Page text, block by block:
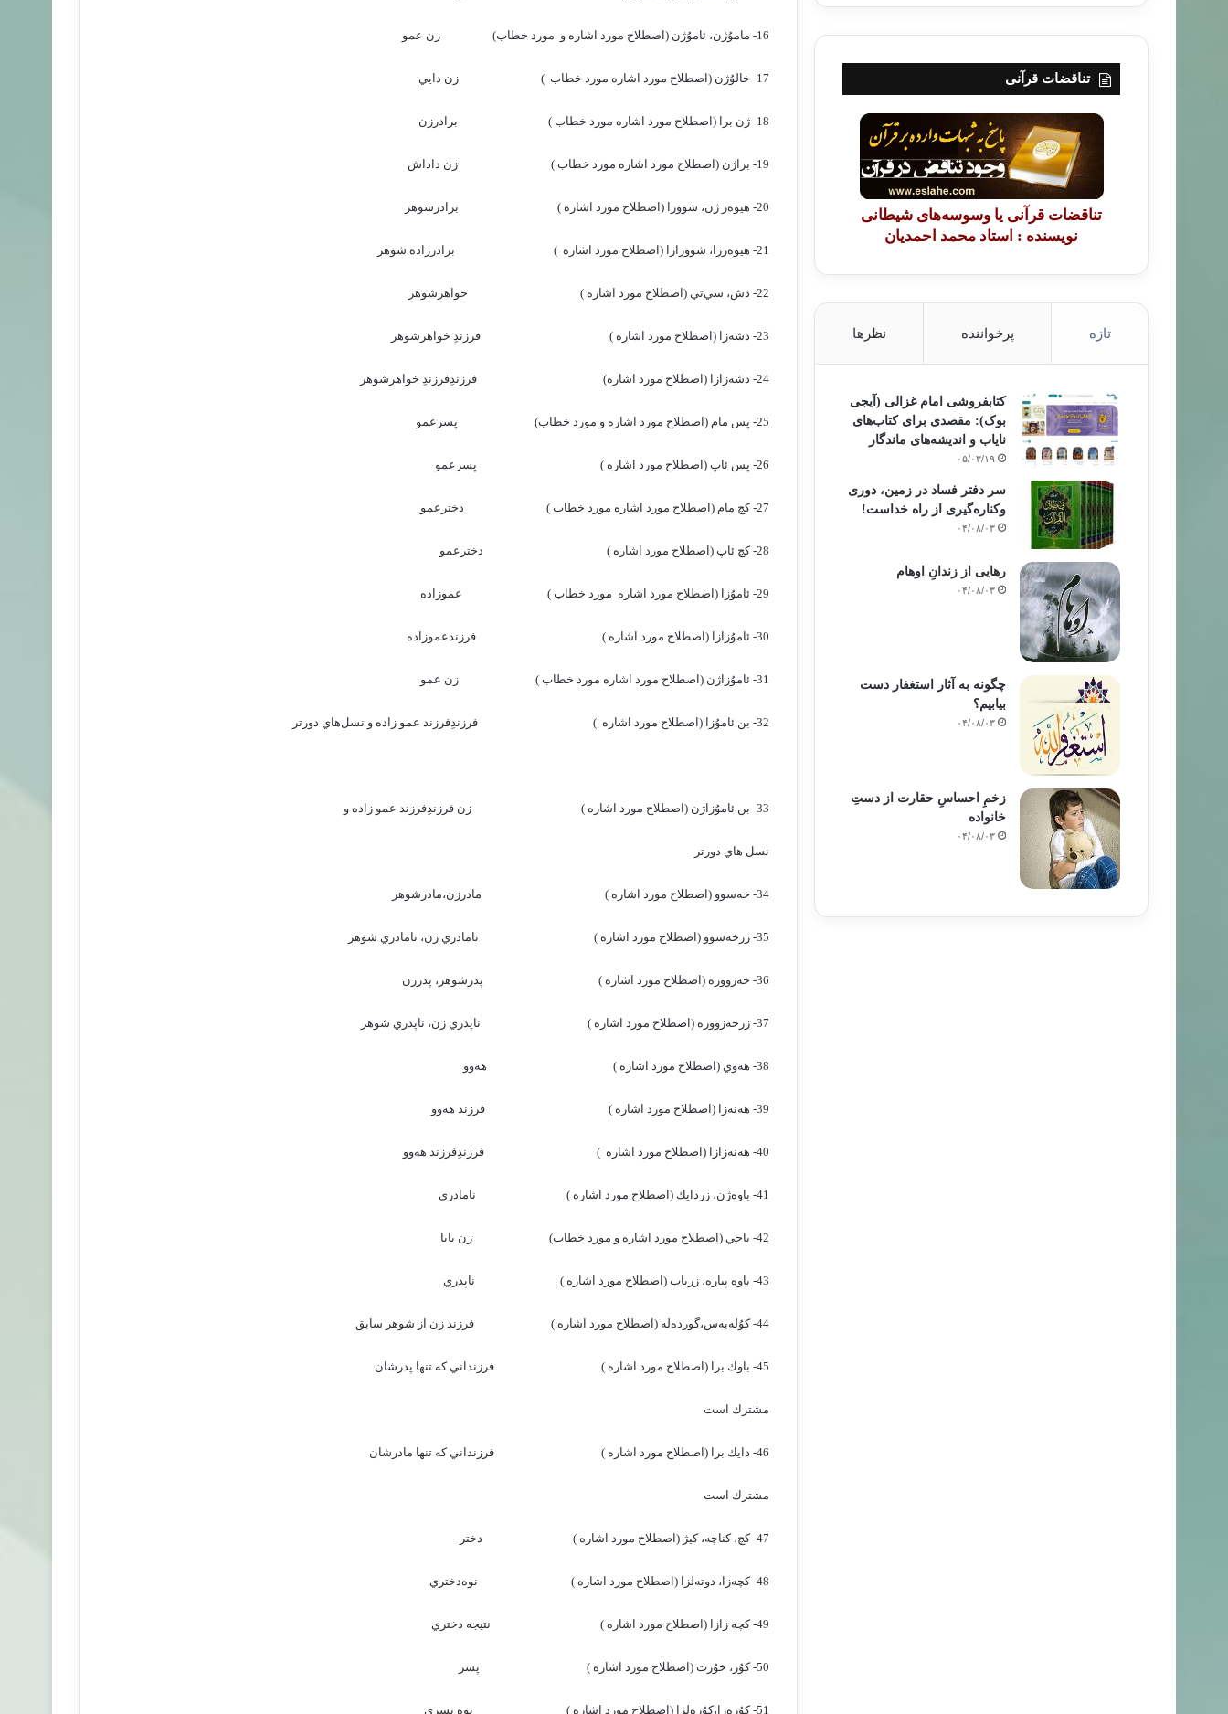
16- ماموُژن، ئاموُژن (اصطلاح مورد اشاره و مورد خطاب) زن عمو
17- خالوُژن (اصطلاح مورد اشاره مورد خطاب ) زن دايي
18- ژن برا (اصطلاح مورد اشاره مورد خطاب ) برادرزن
19- براژن (اصطلاح مورد اشاره مورد خطاب ) زن داداش
20- هيوه‌ر ژن، شوورا (اصطلاح مورد اشاره ) برادرشوهر
21- هيوه‌رزا، شوورازا (اصطلاح مورد اشاره ) برادرزاده شوهر
22- دش، سي‌تي (اصطلاح مورد اشاره ) خواهرشوهر
23- دشه‌زا (اصطلاح مورد اشاره ) فرزندِ خواهرشوهر
24- دشه‌زازا (اصطلاح مورد اشاره) فرزندِفرزندِ خواهرشوهر
25- پس مام (اصطلاح مورد اشاره و مورد خطاب) پسرعمو
26- پس ئاپ (اصطلاح مورد اشاره ) پسرعمو
27- كچ مام (اصطلاح مورد اشاره مورد خطاب ) دخترعمو
28- كچ ئاپ (اصطلاح مورد اشاره ) دخترعمو
29- ئاموُزا (اصطلاح مورد اشاره مورد خطاب ) عموزاده
30- ئاموُزازا (اصطلاح مورد اشاره ) فرزندعموزاده
31- ئاموُزاژن (اصطلاح مورد اشاره مورد خطاب ) زن عمو
32- بن ئاموُزا (اصطلاح مورد اشاره ) فرزندِفرزند عمو زاده و نسل‌هاي دورتر
33- بن ئاموُزاژن (اصطلاح مورد اشاره ) زن فرزندِفرزند عمو زاده و
نسل هاي دورتر
34- خه‌سوو (اصطلاح مورد اشاره ) مادرزن،مادرشوهر
35- زرخه‌سوو (اصطلاح مورد اشاره ) نامادري زن، نامادري شوهر
36- خه‌زووره (اصطلاح مورد اشاره ) پدرشوهر، پدرزن
37- زرخه‌زووره (اصطلاح مورد اشاره ) ناپدري زن، ناپدري شوهر
38- هه‌وي (اصطلاح مورد اشاره ) هه‌وو
39- هه‌نه‌زا (اصطلاح مورد اشاره ) فرزند هه‌وو
40- هه‌نه‌زازا (اصطلاح مورد اشاره ) فرزندِفرزند هه‌وو
41- باوه‌ژن‌، زردايك (اصطلاح مورد اشاره ) نامادري
42- باجي (اصطلاح مورد اشاره و مورد خطاب) زن بابا
43- باوه پياره، زرباب (اصطلاح مورد اشاره ) ناپدري
44- كوُله‌به‌س،گورده‌له (اصطلاح مورد اشاره ) فرزند زن از شوهر سابق
45- باوك برا (اصطلاح مورد اشاره ) فرزنداني كه تنها پدرشان
مشترك است
46- دايك برا (اصطلاح مورد اشاره ) فرزنداني كه تنها مادرشان
مشترك است
47- كچ، كناچه، كيژ (اصطلاح مورد اشاره ) دختر
48- كچه‌زا، دوته‌لزا (اصطلاح مورد اشاره ) نوه‌دختري
49- كچه زازا (اصطلاح مورد اشاره ) نتيجه دختري
50- كوُر، خوُرت (اصطلاح مورد اشاره ) پسر
51- كوُره‌زا،كوُره‌لزا (اصطلاح مورد اشاره ) نوه پسري
تناقضات قرآنی
تناقضات قرآنی یا وسوسه‌های شیطانی
نویسنده : استاد محمد احمدیان
تازه پرخواننده نظرها
کتابفروشی امام غزالی (آیجی
بوک): مقصدی برای کتاب‌های
نایاب و اندیشه‌های ماندگار
۰۵/۰۳/۱۹
سر دفتر فساد در زمین‌، دوری
وکناره‌گیری از راه خداست‌!
۰۴/۰۸/۰۳
رهایی از زندانِ اوهام
۰۴/۰۸/۰۳
چگونه به آثار استغفار دست
بیابیم؟
۰۴/۰۸/۰۳
زخمِ احساسِ حقارت از دستِ
خانواده
۰۴/۰۸/۰۳